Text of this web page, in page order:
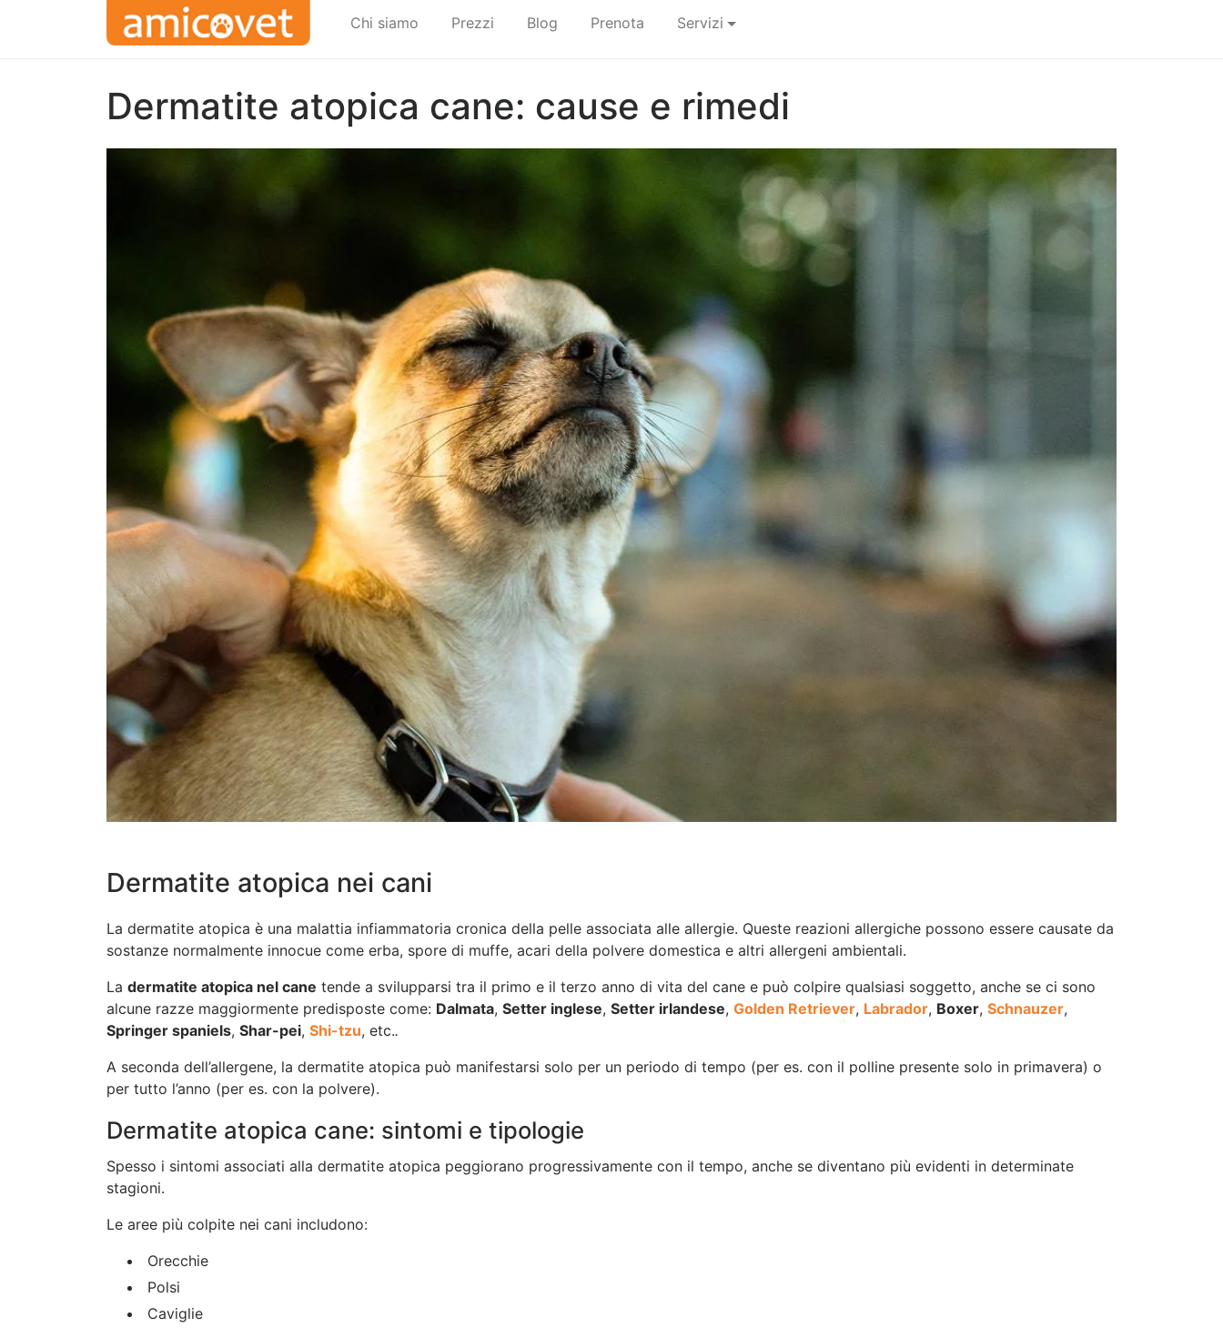
Chi siamo Prezzi Blog Prenota Servizi
Dermatite atopica cane: cause e rimedi
Dermatite atopica nei cani
La dermatite atopica è una malattia infiammatoria cronica della pelle associata alle allergie. Queste reazioni allergiche possono essere causate da
sostanze normalmente innocue come erba, spore di muffe, acari della polvere domestica e altri allergeni ambientali.
La dermatite atopica nel cane tende a svilupparsi tra il primo e il terzo anno di vita del cane e può colpire qualsiasi soggetto, anche se ci sono
alcune razze maggiormente predisposte come: Dalmata, Setter inglese, Setter irlandese, Golden Retriever, Labrador, Boxer, Schnauzer,
Springer spaniels, Shar-pei, Shi-tzu, etc..
A seconda dell’allergene, la dermatite atopica può manifestarsi solo per un periodo di tempo (per es. con il polline presente solo in primavera) o
per tutto l’anno (per es. con la polvere).
Dermatite atopica cane: sintomi e tipologie
Spesso i sintomi associati alla dermatite atopica peggiorano progressivamente con il tempo, anche se diventano più evidenti in determinate
stagioni.
Le aree più colpite nei cani includono:
Orecchie
Polsi
Caviglie